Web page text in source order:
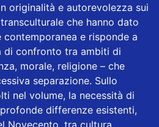
originalità e autorevolezza sui
che hanno dato
e risponde a
di confronto tra ambiti di
morale, religione – che
separazione. Sullo
nel volume, la necessità di
differenze esistenti,
Novecento, tra cultura